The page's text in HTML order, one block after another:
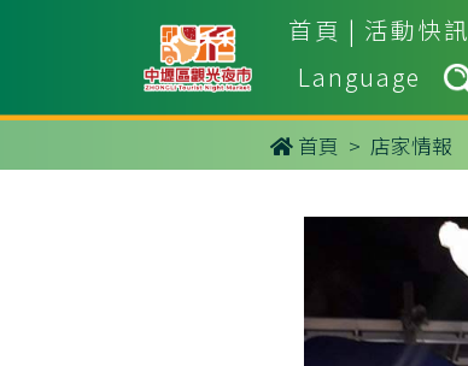
首頁 | 活動快訊
Language
首頁 > 店家情報